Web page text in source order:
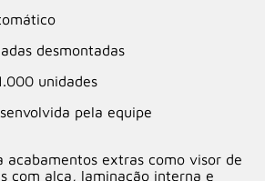
desmontadas
unidades
pela equipe
acabamentos extras como visor de
com alça, laminação interna e